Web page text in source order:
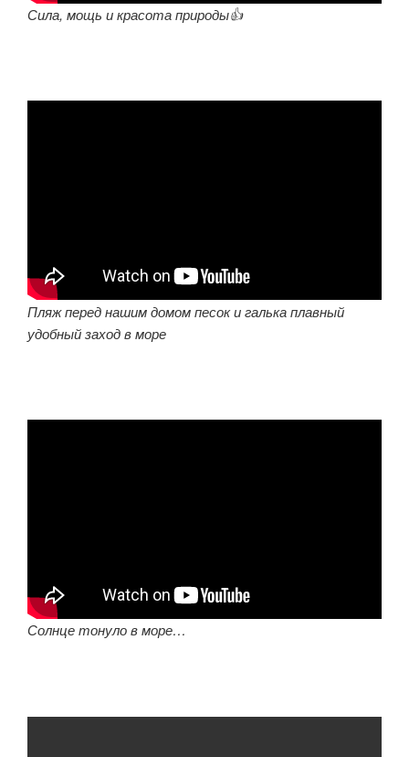
Сила, мощь и красота природы👍
Пляж перед нашим домом песок и галька плавный
удобный заход в море
Солнце тонуло в море…